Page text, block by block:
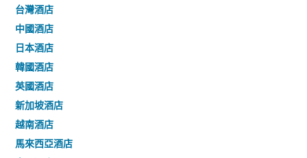
台灣酒店
中國酒店
日本酒店
韓國酒店
英國酒店
新加坡酒店
越南酒店
馬來西亞酒店